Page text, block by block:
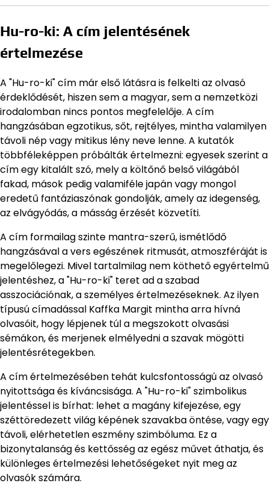
Hu-ro-ki: A cím jelentésének
értelmezése
A "Hu-ro-ki" cím már első látásra is felkelti az olvasó
érdeklődését, hiszen sem a magyar, sem a nemzetközi
irodalomban nincs pontos megfelelője. A cím
hangzásában egzotikus, sőt, rejtélyes, mintha valamilyen
távoli nép vagy mitikus lény neve lenne. A kutatók
többféleképpen próbálták értelmezni: egyesek szerint a
cím egy kitalált szó, mely a költőnő belső világából
fakad, mások pedig valamiféle japán vagy mongol
eredetű fantáziaszónak gondolják, amely az idegenség,
az elvágyódás, a másság érzését közvetíti.
A cím formailag szinte mantra-szerű, ismétlődő
hangzásával a vers egészének ritmusát, atmoszféráját is
megelőlegezi. Mivel tartalmilag nem köthető egyértelmű
jelentéshez, a "Hu-ro-ki" teret ad a szabad
asszociációnak, a személyes értelmezéseknek. Az ilyen
típusú címadással Kaffka Margit mintha arra hívná
olvasóit, hogy lépjenek túl a megszokott olvasási
sémákon, és merjenek elmélyedni a szavak mögötti
jelentésrétegekben.
A cím értelmezésében tehát kulcsfontosságú az olvasó
nyitottsága és kíváncsisága. A "Hu-ro-ki" szimbolikus
jelentéssel is bírhat: lehet a magány kifejezése, egy
széttöredezett világ képének szavakba öntése, vagy egy
távoli, elérhetetlen eszmény szimbóluma. Ez a
bizonytalanság és kettősség az egész művet áthatja, és
különleges értelmezési lehetőségeket nyit meg az
olvasók számára.